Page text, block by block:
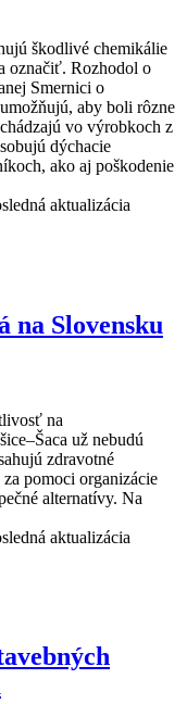
škodlivé chemikálie
označiť. Rozhodol o
Smernici o
aby boli rôzne
vo výrobkoch z
dýchacie
ako aj poškodenie
aktualizácia
na Slovensku
na
už nebudú
zdravotné
pomoci organizácie
alternatívy. Na
aktualizácia